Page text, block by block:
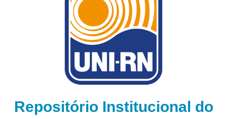
Repositório Institucional do